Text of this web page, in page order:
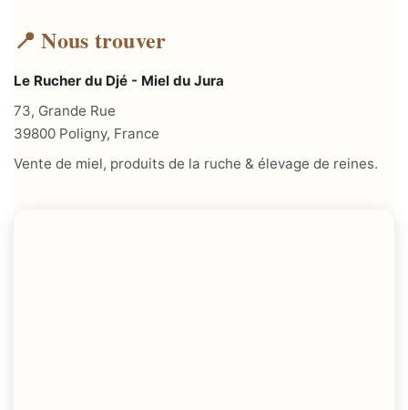
📍 Nous trouver
Le Rucher du Djé - Miel du Jura
73, Grande Rue
39800 Poligny, France
Vente de miel, produits de la ruche & élevage de reines.